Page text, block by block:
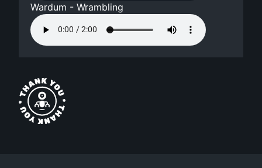
Wardum - Wrambling